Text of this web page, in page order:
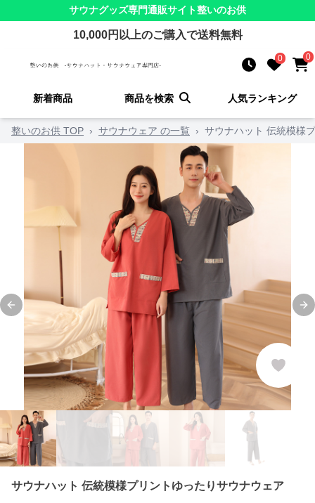
サウナグッズ専門通販サイト整いのお供
10,000円以上のご購入で送料無料
0 0
新着商品 商品を検索 人気ランキング
整いのお供 TOP › サウナウェア の一覧 › サウナハット 伝統模様
Previous slide
サウナハット 伝統模様プリントゆったりサウナウェア